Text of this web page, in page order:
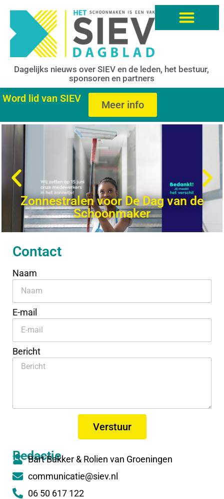
Dagelijks nieuws over SIEV en de leden, het bestuur,
sponsoren en partners
Word lid van SIEV
Meer info
Zonnestralen voor De Dag van de
Schoonmaker
Contact
Naam
E-mail
Bericht
Verstuur
Redactie
Bart Bakker & Rolien van Groeningen
communicatie@siev.nl
06 50 617 122